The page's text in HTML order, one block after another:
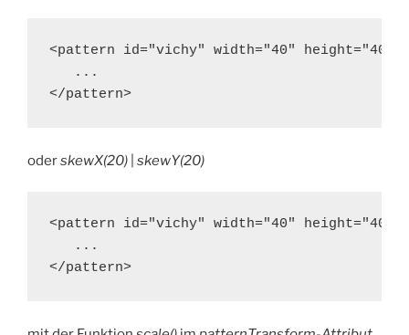
<pattern id="vichy" width="40" height="40"
   ...
</pattern>
oderskewX(20) skewY(20)
<pattern id="vichy" width="40" height="40"
   ...
</pattern>